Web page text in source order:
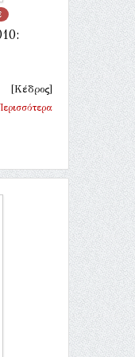
[Κέδρος]